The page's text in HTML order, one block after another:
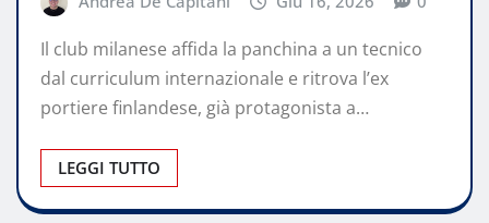
Il club milanese affida la panchina a un tecnico
dal curriculum internazionale e ritrova l’ex
portiere finlandese, già protagonista a…
LEGGI TUTTO